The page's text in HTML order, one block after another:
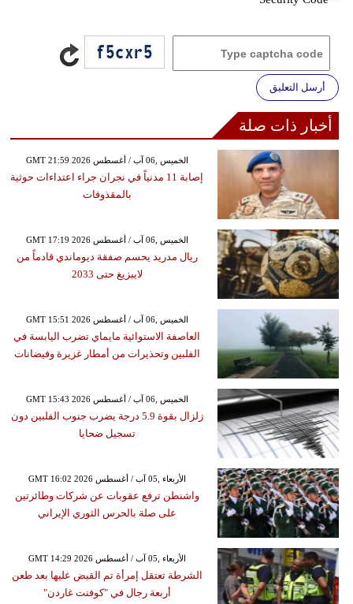
أرسل التعليق
أخبار ذات صلة
GMT 21:59 2026 الخميس ,06 آب / أغسطس
إصابة 11 مدنياً في نجران جراء اعتداءات حوثية
بالمقذوفات
GMT 17:19 2026 الخميس ,06 آب / أغسطس
ريال مدريد يحسم صفقة ديوماندي قادماً من
لايبزيغ حتى 2033
GMT 15:51 2026 الخميس ,06 آب / أغسطس
العاصفة الاستوائية مايماي تضرب اليابسة في
الفلبين وتحذيرات من أمطار غزيرة وفيضانات
GMT 15:43 2026 الخميس ,06 آب / أغسطس
زلزال بقوة 5.9 درجة يضرب جنوب الفلبين دون
تسجيل ضحايا
GMT 16:02 2026 الأربعاء ,05 آب / أغسطس
واشنطن ترفع عقوبات عن شركات وطائرتين
على صلة بالحرس الثوري الإيراني
GMT 14:29 2026 الأربعاء ,05 آب / أغسطس
الشرطة تعتقل إمرأة تم القبض عليها بعد طعن
أربعة رجال في "كوفنت غاردن"